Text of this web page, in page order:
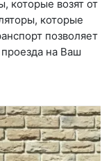
которые возят от
которые
позволяет
на Ваш